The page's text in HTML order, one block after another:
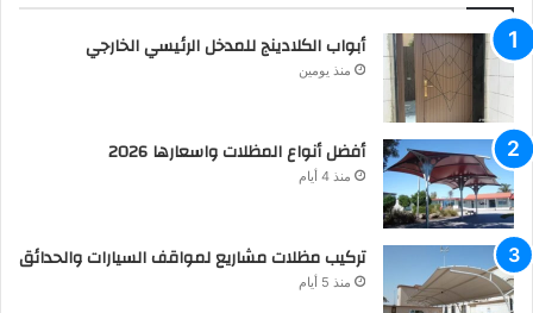
أبواب الكلادينج للمدخل الرئيسي الخارجي
منذ يومين
أفضل أنواع المظلات واسعارها 2026
منذ 4 أيام
تركيب مظلات مشاريع لمواقف السيارات والحدائق
منذ 5 أيام